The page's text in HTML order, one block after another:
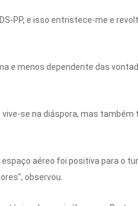
PP, e isso entristece-me e
e menos dependente das
se na diáspora, mas também
aéreo foi positiva para o
observou.